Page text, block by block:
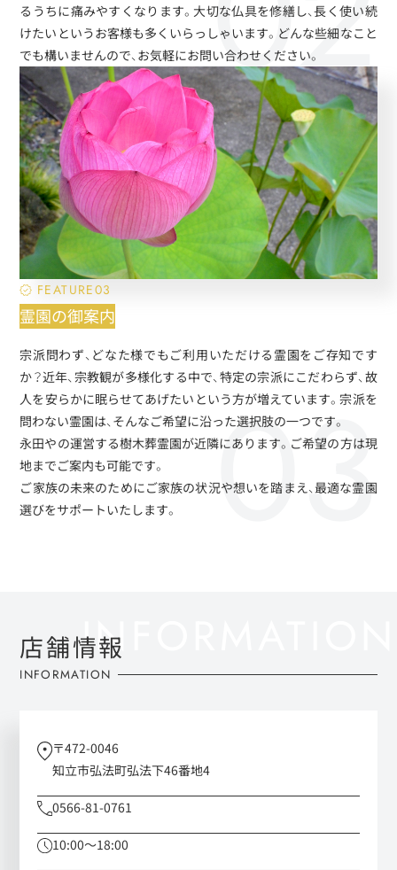
るうちに痛みやすくなります。大切な仏具を修繕し、長く使い続
けたいというお客様も多くいらっしゃいます。どんな些細なこと
でも構いませんので、お気軽にお問い合わせください。
FEATURE03
霊園の御案内
宗派問わず、どなた様でもご利用いただける霊園をご存知です
か？近年、宗教観が多様化する中で、特定の宗派にこだわらず、故
人を安らかに眠らせてあげたいという方が増えています。宗派を
問わない霊園は、そんなご希望に沿った選択肢の一つです。
永田やの運営する樹木葬霊園が近隣にあります。ご希望の方は現
地までご案内も可能です。
ご家族の未来のためにご家族の状況や想いを踏まえ、最適な霊園
選びをサポートいたします。
店舗情報
INFORMATION
〒472-0046
知立市弘法町弘法下46番地4
0566-81-0761
10:00～18:00